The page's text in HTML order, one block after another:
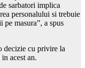
sarbatori implica
personalului si trebuie
pe masura”, a spus
decizie cu privire la
acest an.